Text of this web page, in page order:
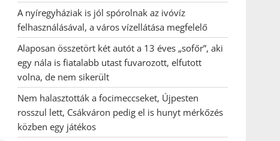
A nyíregyháziak is jól spórolnak az ivóvíz
felhasználásával, a város vízellátása megfelelő
Alaposan összetört két autót a 13 éves „sofőr”, aki
egy nála is fiatalabb utast fuvarozott, elfutott
volna, de nem sikerült
Nem halasztották a focimeccseket, Újpesten
rosszul lett, Csákváron pedig el is hunyt mérkőzés
közben egy játékos